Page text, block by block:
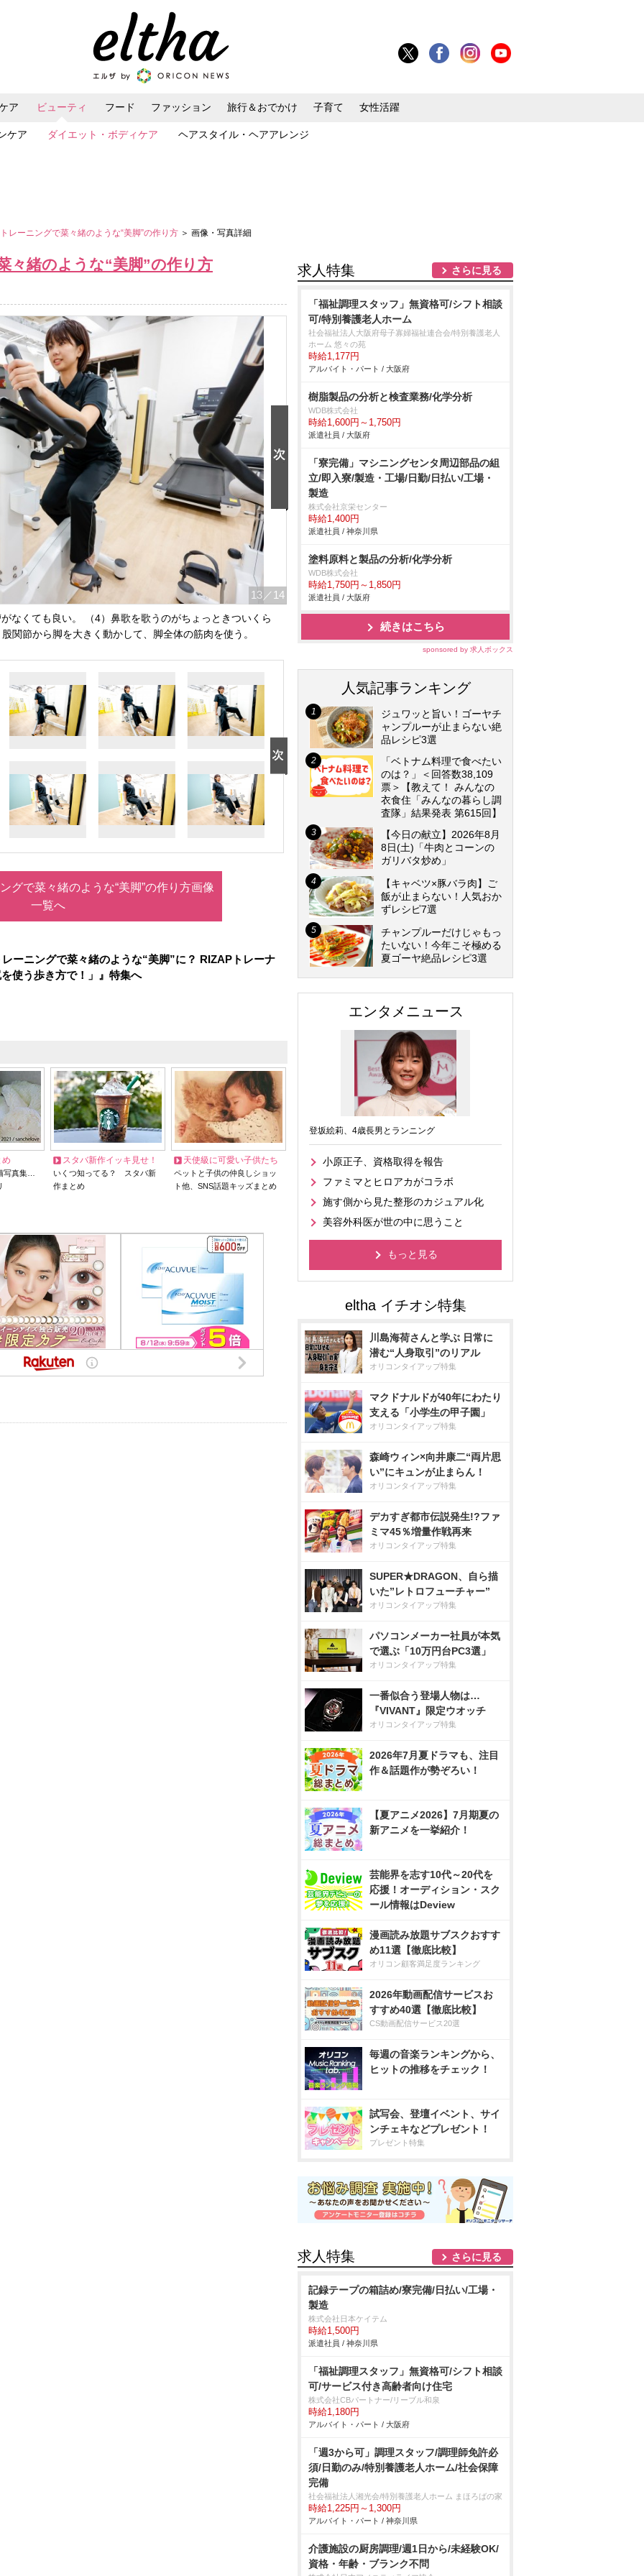
ア ビューティ
ケア ダイエット・ボディケア ヘアスタイル・ヘアアレンジ
フード ファッション 旅行＆おでかけ 子育て 女性活躍
レーニングで菜々緒のような“美脚”の作り方 ＞ 画像・写真詳細
々緒のような“美脚”の作り方
13 ／14
なくても良い。 （4）鼻歌を歌うのがちょっときついくら
関節から脚を大きく動かして、脚全体の筋肉を使う。
グで菜々緒のような“美脚”の作り方画像
一覧へ
ーニングで菜々緒のような“美脚”に？ RIZAPトレーナ
使う歩き方で！」』特集へ
め
写真集…
スタバ新作イッキ見せ！
いくつ知ってる？ スタバ新
作まとめ
天使級に可愛い子供たち
ペットと子供の仲良しショッ
ト他、SNS話題キッズまとめ
求人特集 さらに見る
「福祉調理スタッフ」無資格可/シフト相談
可/特別養護老人ホーム
社会福祉法人大阪府母子寡婦福祉連合会/特別養護老人
ホーム 悠々の苑
時給1,177円
アルバイト・パート / 大阪府
樹脂製品の分析と検査業務/化学分析
WDB株式会社
時給1,600円～1,750円
派遣社員 / 大阪府
「寮完備」マシニングセンタ周辺部品の組
立/即入寮/製造・工場/日勤/日払い/工場・
製造
株式会社京栄センター
時給1,400円
派遣社員 / 神奈川県
塗料原料と製品の分析/化学分析
WDB株式会社
時給1,750円～1,850円
派遣社員 / 大阪府
続きはこちら
sponsored by 求人ボックス
人気記事ランキング
ジュワッと旨い！ゴーヤチ
ャンプルーが止まらない絶
品レシピ3選
「ベトナム料理で食べたい
のは？」＜回答数38,109
票＞【教えて！ みんなの
衣食住「みんなの暮らし調
査隊」結果発表 第615回】
【今日の献立】2026年8月
8日(土)「牛肉とコーンの
ガリバタ炒め」
【キャベツ×豚バラ肉】ご
飯が止まらない！人気おか
ずレシピ7選
チャンプルーだけじゃもっ
たいない！今年こそ極める
夏ゴーヤ絶品レシピ3選
エンタメニュース
登坂絵莉、4歳長男とランニング
小原正子、資格取得を報告
ファミマとヒロアカがコラボ
施す側から見た整形のカジュアル化
美容外科医が世の中に思うこと
もっと見る
川島海荷さんと学ぶ 日常に
潜む“人身取引”のリアル
オリコンタイアップ特集
マクドナルドが40年にわたり
支える「小学生の甲子園」
オリコンタイアップ特集
森崎ウィン×向井康二“両片思
い”にキュンが止まらん！
オリコンタイアップ特集
デカすぎ都市伝説発生!?ファ
ミマ45％増量作戦再来
オリコンタイアップ特集
SUPER★DRAGON、自ら描
いた”レトロフューチャー”
オリコンタイアップ特集
パソコンメーカー社員が本気
で選ぶ「10万円台PC3選」
オリコンタイアップ特集
一番似合う登場人物は…
『VIVANT』限定ウオッチ
オリコンタイアップ特集
2026年7月夏ドラマも、注目
作＆話題作が勢ぞろい！
【夏アニメ2026】7月期夏の
新アニメを一挙紹介！
芸能界を志す10代～20代を
応援！オーディション・スク
ール情報はDeview
漫画読み放題サブスクおすす
め11選【徹底比較】
オリコン顧客満足度ランキング
2026年動画配信サービスお
すすめ40選【徹底比較】
CS動画配信サービス20選
毎週の音楽ランキングから、
ヒットの推移をチェック！
試写会、登壇イベント、サイ
ンチェキなどプレゼント！
プレゼント特集
求人特集 さらに見る
記録テープの箱詰め/寮完備/日払い/工場・
製造
株式会社日本ケイテム
時給1,500円
派遣社員 / 神奈川県
「福祉調理スタッフ」無資格可/シフト相談
可/サービス付き高齢者向け住宅
株式会社CBパートナー/リーブル和泉
時給1,180円
アルバイト・パート / 大阪府
「週3から可」調理スタッフ/調理師免許必
須/日勤のみ/特別養護老人ホーム/社会保障
完備
社会福祉法人湘光会/特別養護老人ホーム まほろばの家
時給1,225円～1,300円
アルバイト・パート / 神奈川県
介護施設の厨房調理/週1日から/未経験OK/
資格・年齢・ブランク不問